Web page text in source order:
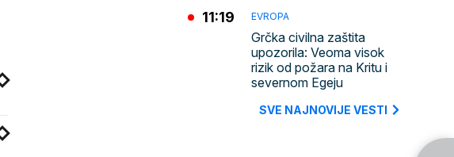
EVROPA
Grčka civilna zaštita
upozorila: Veoma visok
rizik od požara na Kritu i
severnom Egeju
11:19
SVE NAJNOVIJE VESTI